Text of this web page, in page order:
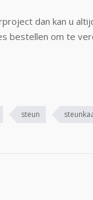
dan kan u
bestellen om te
steun